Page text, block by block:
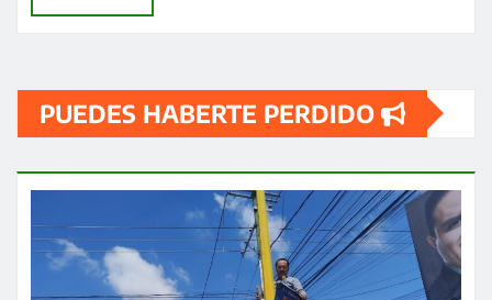
PUEDES HABERTE PERDIDO